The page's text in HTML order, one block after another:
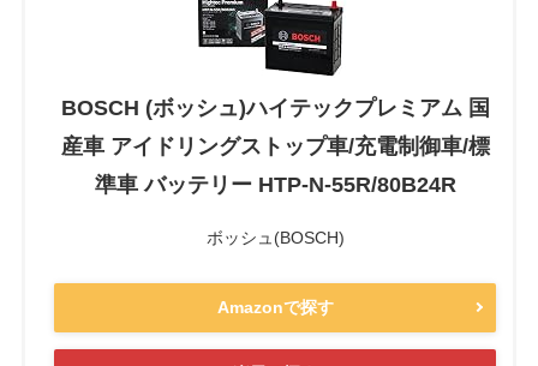
BOSCH (ボッシュ)ハイテックプレミアム 国
産車 アイドリングストップ車/充電制御車/標
準車 バッテリー HTP-N-55R/80B24R
ボッシュ(BOSCH)
Amazonで探す